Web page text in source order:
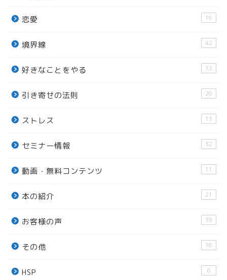
恋愛 16
境界線 42
好きなことをやる 12
引き寄せの法則 20
ストレス 13
セミナー情報 32
動画・無料コンテンツ 11
本の紹介 21
お客様の声 39
その他 16
HSP 6